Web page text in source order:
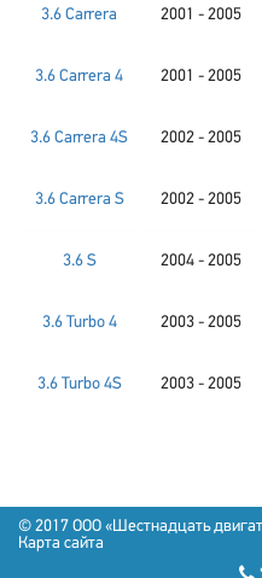
3.6 Carrera 2001 - 2005
3.6 Carrera 4 2001 - 2005
3.6 Carrera 4S 2002 - 2005
3.6 Carrera S 2002 - 2005
3.6 S 2004 - 2005
3.6 Turbo 4 2003 - 2005
3.6 Turbo 4S 2003 - 2005
© 2017 OOO «Шестнадцать
Карта сайта